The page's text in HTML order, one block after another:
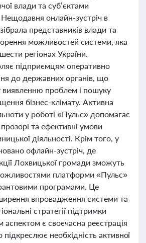
влади та суб’єктами
онлайн-зустріч в
представників влади та
можливостей системи, яка
регіонах України.
підприємцям оперативно
до державних органів, що
проблем і пошуку
бізнес-клімату. Активна
у роботі «Пульс» допомагає
та ефективні умови
діяльності. Крім того, у
офлайн-зустріч, де
Лохвицької громади зможуть
платформи «Пульс»
програмами. Це
впровадження системи та
стратегії підтримки
аспектом є своєчасна реєстрація
необхідність активної